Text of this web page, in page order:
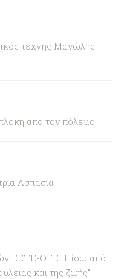
τέχνης Μανώλης
από τον πόλεμο
Ασπασία
ΕΕΤΕ-ΟΓΕ "Πίσω από
και της ζωής"